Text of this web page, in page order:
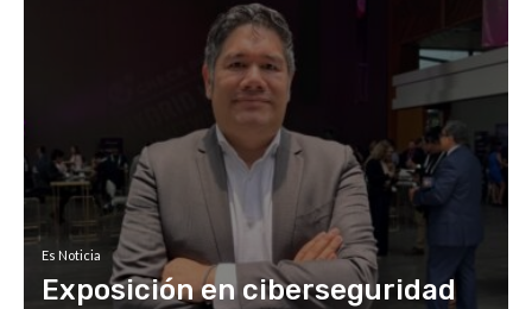
Es Noticia
Exposición en ciberseguridad